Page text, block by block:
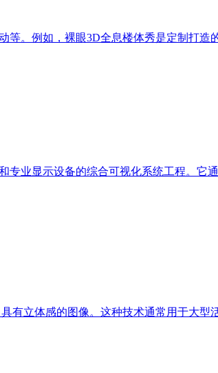
等。例如，裸眼3D全息楼体秀是定制打
专业显示设备的综合可视化系统工程。它
有立体感的图像。这种技术通常用于大